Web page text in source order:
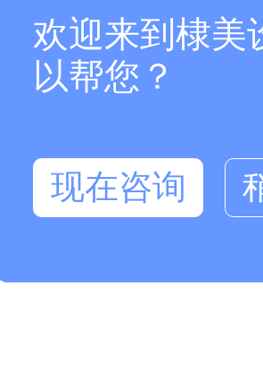
欢迎来到棣美
以帮您？
现在咨询